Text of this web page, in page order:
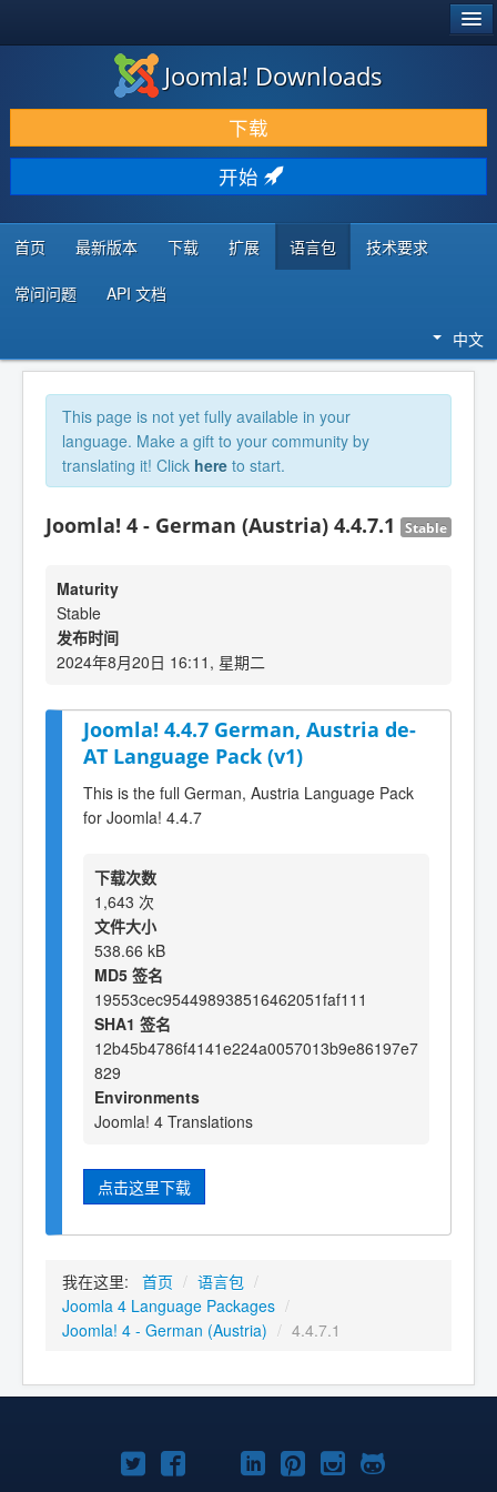
下载 & 扩展
发现 & 学习
社区 & 支持
开发者资源
Joomla! Downloads
下载
开始
首页 最新版本 下载 扩展 语言包 技术要求
常问问题 API 文档
中文
This page is not yet fully available in your
language. Make a gift to your community by
translating it! Click here to start.
Joomla! 4 - German (Austria) 4.4.7.1 Stable
Maturity
Stable
发布时间
2024年8月20日 16:11, 星期二
Joomla! 4.4.7 German, Austria de-
AT Language Pack (v1)
This is the full German, Austria Language Pack
for Joomla! 4.4.7
下载次数
1,643 次
文件大小
538.66 kB
MD5 签名
19553cec954498938516462051faf111
SHA1 签名
12b45b4786f4141e224a0057013b9e86197e7
829
Environments
Joomla! 4 Translations
点击这里下载
我在这里: 首页 / 语言包 /
Joomla 4 Language Packages /
Joomla! 4 - German (Austria) / 4.4.7.1
TwitterFacebookYouTube
LinkedIn
Pinterest
Instagram
GitHub